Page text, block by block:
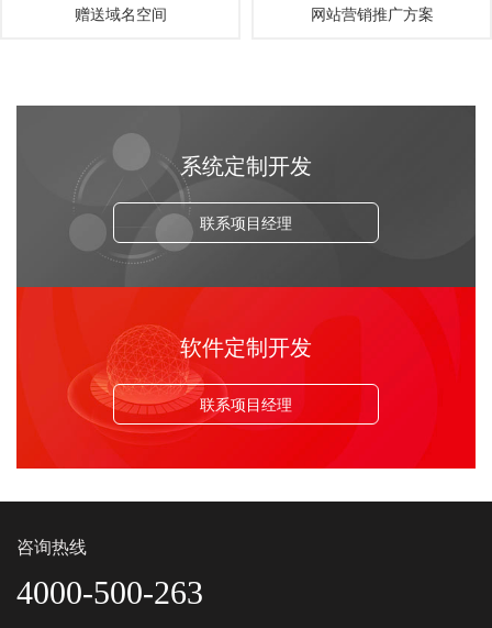
赠送域名空间 网站营销推广方案
系统定制开发
联系项目经理
软件定制开发
联系项目经理
咨询热线
4000-500-263